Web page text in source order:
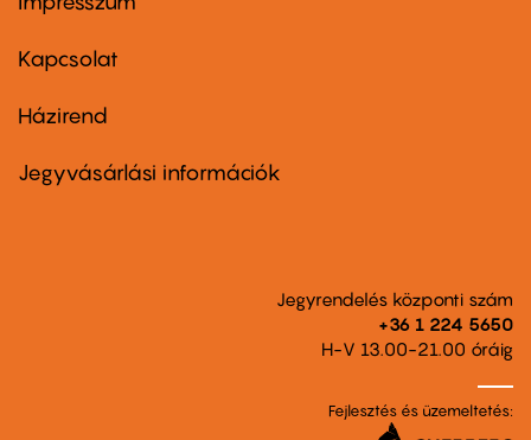
Footer
firstKapcsolat
Footer
second
Házirend
Jegyvásárlási információk
Jegyrendelés központi szám
+36 1 224 5650
H-V 13.00-21.00 óráig
Fejlesztés és üzemeltetés: